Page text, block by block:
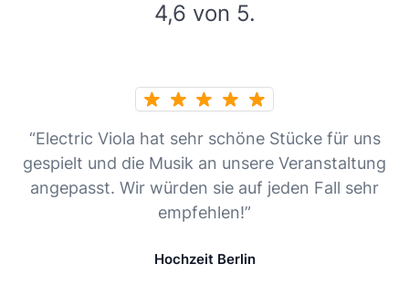
4,6 von 5.
“Electric Viola hat sehr schöne Stücke für uns
gespielt und die Musik an unsere Veranstaltung
angepasst. Wir würden sie auf jeden Fall sehr
empfehlen!”
Hochzeit Berlin